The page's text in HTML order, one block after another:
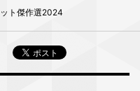
ト傑作選2024